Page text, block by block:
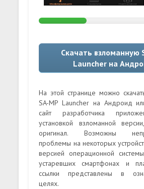
Скачать взломанную
Launcher на
На этой странице можно
SA-MP Launcher на Андроид
сайт разработчика
установкой взломанной
оригинал. Возможны
проблемы на некоторых
версией операционной
устаревших смартфонах и
ссылки представлены в
целях.